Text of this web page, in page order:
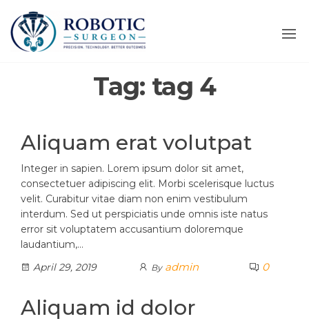
Tag: tag 4
Aliquam erat volutpat
Integer in sapien. Lorem ipsum dolor sit amet,
consectetuer adipiscing elit. Morbi scelerisque luctus
velit. Curabitur vitae diam non enim vestibulum
interdum. Sed ut perspiciatis unde omnis iste natus
error sit voluptatem accusantium doloremque
laudantium,…
April 29, 2019
By admin 0
Aliquam id dolor